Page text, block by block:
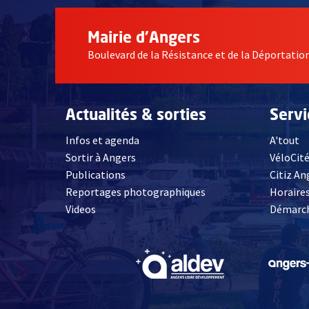
Mairie d'Angers
Boulevard de la Résistance et de la Déportation
Actualités & sorties
Infos et agenda
Sortir à Angers
Publications
Reportages photographiques
Videos, Ouvre une nouvelle fenêtre
A'tout
VéloCité
Citiz
, Ouvre une